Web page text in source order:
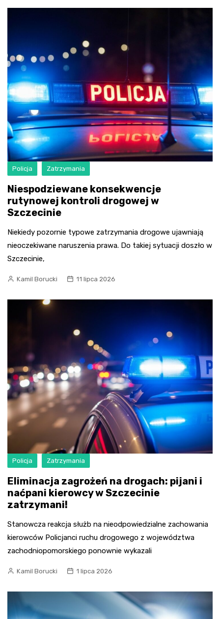
Policja Zatrzymania
Niespodziewane konsekwencje
rutynowej kontroli drogowej w
Szczecinie
Niekiedy pozornie typowe zatrzymania drogowe ujawniają
nieoczekiwane naruszenia prawa. Do takiej sytuacji doszło w
Szczecinie,
Kamil Borucki 11 lipca 2026
Policja Zatrzymania
Eliminacja zagrożeń na drogach: pijani i
naćpani kierowcy w Szczecinie
zatrzymani!
Stanowcza reakcja służb na nieodpowiedzialne zachowania
kierowców Policjanci ruchu drogowego z województwa
zachodniopomorskiego ponownie wykazali
Kamil Borucki 1 lipca 2026